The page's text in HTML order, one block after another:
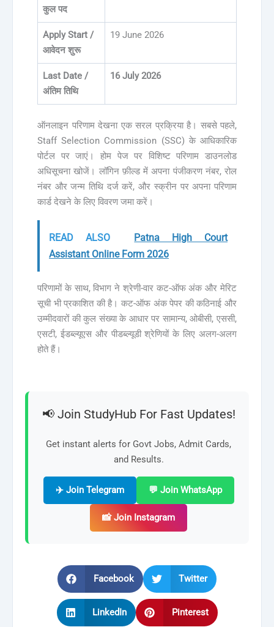
कुल पद
Apply Start /
आवेदन शुरू
19 June 2026
Last Date /
अंतिम तिथि
16 July 2026
ऑनलाइन परिणाम देखना एक सरल प्रक्रिया है। सबसे पहले,
Staff Selection Commission (SSC) के आधिकारिक
पोर्टल पर जाएं। होम पेज पर विशिष्ट परिणाम डाउनलोड
अधिसूचना खोजें। लॉगिन फ़ील्ड में अपना पंजीकरण नंबर, रोल
नंबर और जन्म तिथि दर्ज करें, और स्क्रीन पर अपना परिणाम
कार्ड देखने के लिए विवरण जमा करें।
READ ALSO
Patna High Court
Assistant Online Form 2026
परिणामों के साथ, विभाग ने श्रेणी-वार कट-ऑफ अंक और मेरिट
सूची भी प्रकाशित की है। कट-ऑफ अंक पेपर की कठिनाई और
उम्मीदवारों की कुल संख्या के आधार पर सामान्य, ओबीसी, एससी,
एसटी, ईडब्ल्यूएस और पीडब्ल्यूडी श्रेणियों के लिए अलग-अलग
होते हैं।
📢 Join StudyHub For Fast Updates!
Get instant alerts for Govt Jobs, Admit Cards,
and Results.
✈️ Join Telegram 💬 Join WhatsApp
📸 Join Instagram
Facebook Twitter
LinkedIn Pinterest